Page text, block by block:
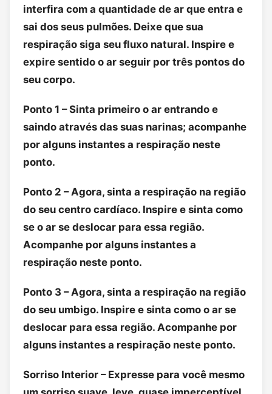
interfira com a quantidade de ar que entra e
sai dos seus pulmões. Deixe que sua
respiração siga seu fluxo natural. Inspire e
expire sentido o ar seguir por três pontos do
seu corpo.
Ponto 1 – Sinta primeiro o ar entrando e
saindo através das suas narinas; acompanhe
por alguns instantes a respiração neste
ponto.
Ponto 2 – Agora, sinta a respiração na região
do seu centro cardíaco. Inspire e sinta como
se o ar se deslocar para essa região.
Acompanhe por alguns instantes a
respiração neste ponto.
Ponto 3 – Agora, sinta a respiração na região
do seu umbigo. Inspire e sinta como o ar se
deslocar para essa região. Acompanhe por
alguns instantes a respiração neste ponto.
Sorriso Interior – Expresse para você mesmo